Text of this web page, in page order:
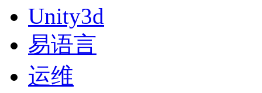
Unity3d
易语言
运维